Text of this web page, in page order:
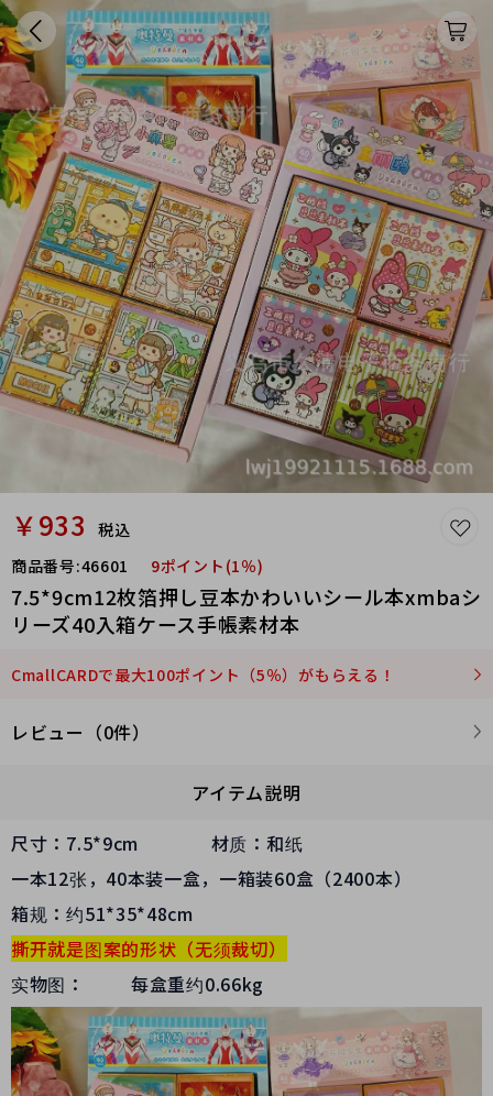
￥933
税込
商品番号:46601 9ポイント(1％)
7.5*9cm12枚箔押し豆本かわいいシール本xmbaシ
リーズ40入箱ケース手帳素材本
CmallCARDで最大100ポイント（5％）がもらえる！
レビュー（0件）
アイテム説明
尺寸：7.5*9cm 材质：和纸
一本12张，40本装一盒，一箱装60盒（2400本）
箱规：约51*35*48cm
撕开就是图案的形状（无须裁切）
实物图： 每盒重约0.66kg